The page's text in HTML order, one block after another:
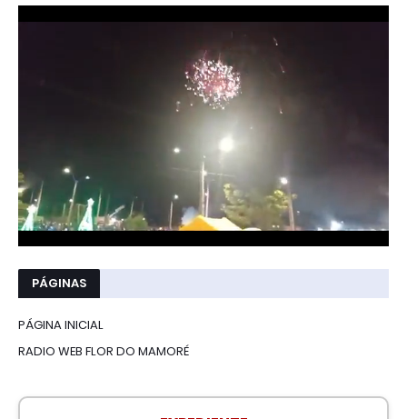
PÁGINAS
PÁGINA INICIAL
RADIO WEB FLOR DO MAMORÉ